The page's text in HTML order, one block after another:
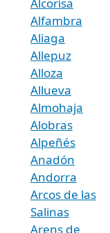
Alfambra
Aliaga
Allepuz
Alloza
Allueva
Almohaja
Alobras
Alpeñés
Anadón
Andorra
Arcos de las
Salinas
Arens de